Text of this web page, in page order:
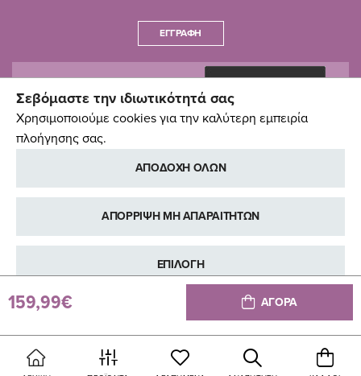
ΕΓΓΡΑΦΉ
159,99€ ΑΓΟΡΑ
Σεβόμαστε την ιδιωτικότητά σας
Χρησιμοποιούμε cookies για την καλύτερη εμπειρία
πλοήγησης σας.
ΑΠΟΔΟΧΗ ΟΛΩΝ
ΑΠΟΡΡΙΨΗ ΜΗ ΑΠΑΡΑΙΤΗΤΩΝ
ΕΠΙΛΟΓΗ
ΠΕΡΙΣΣΟΤΕΡΕΣ ΠΛΗΡΟΦΟΡΙΕΣ